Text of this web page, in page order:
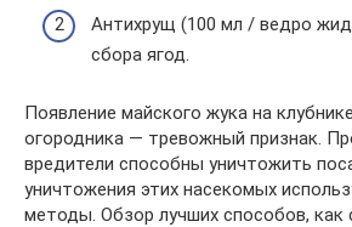
Антихрущ (100 мл / ведро
сбора ягод.
Появление майского жука на
огородника — тревожный признак.
вредители способны уничтожить
уничтожения этих насекомых
методы. Обзор лучших способов, как